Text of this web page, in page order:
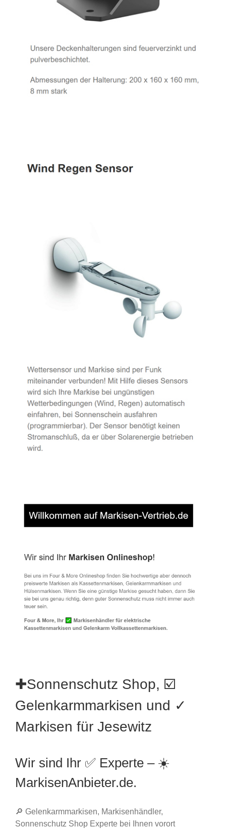
✚Sonnenschutz Shop, ☑️
Gelenkarmmarkisen und ✓
Markisen für Jesewitz
Wir sind Ihr ✅ Experte – ☀️
MarkisenAnbieter.de.
🔎 Gelenkarmmarkisen, Markisenhändler,
Sonnenschutz Shop Experte bei Ihnen vorort